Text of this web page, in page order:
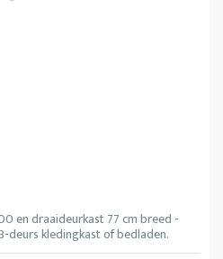
en draaideurkast 77 cm breed -
deurs kledingkast of bedladen.